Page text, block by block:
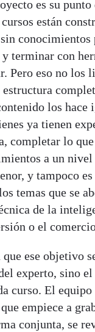
es su punto
están
conocimientos
terminar con
Pero eso no los
los hace
ya tienen
completar lo
a un
y tampoco
temas que se
de la
o el
ese objetivo
experto, sino el
curso. El
empiece a
conjunta, se